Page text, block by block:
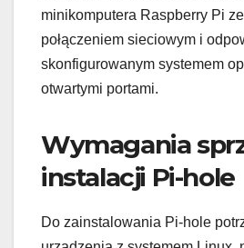
minikomputera Raspberry Pi
połączeniem sieciowym i
skonfigurowanym systemem
otwartymi portami.
Wymagania
instalacji Pi-hole
Do zainstalowania Pi-hole